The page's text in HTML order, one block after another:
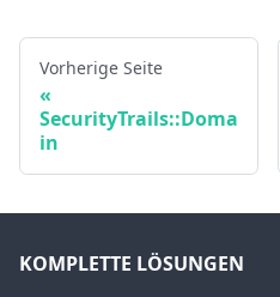
Vorherige Seite
SecurityTrails::Doma
in
KOMPLETTE LÖSUNGEN